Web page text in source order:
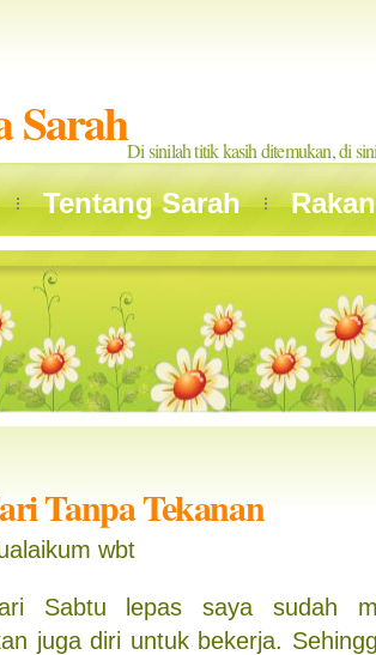
SarahDi sinilah titik kasih ditemukan, di
Tentang Sarah
Tanpa Tekanan
wbt
Sabtu lepas saya sudah
juga diri untuk bekerja.